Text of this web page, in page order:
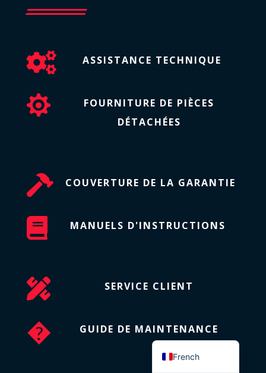
 ASSISTANCE TECHNIQUE

FOURNITURE DE PIÈCES
DÉTACHÉES
 COUVERTURE DE LA GARANTIE
 MANUELS D'INSTRUCTIONS
 SERVICE CLIENT
� GUIDE DE MAINTENANCE
French
Greek
Arabic
Hindi
Thai